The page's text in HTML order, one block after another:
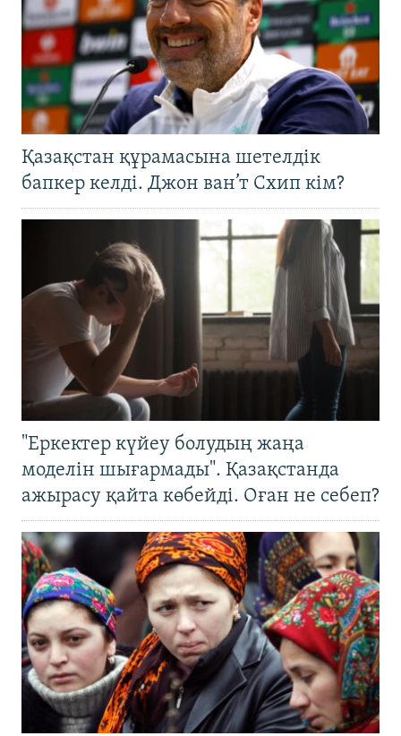
Қазақстан құрамасына шетелдік
бапкер келді. Джон ван’т Схип кім?
"Еркектер күйеу болудың жаңа
моделін шығармады". Қазақстанда
ажырасу қайта көбейді. Оған не себеп?